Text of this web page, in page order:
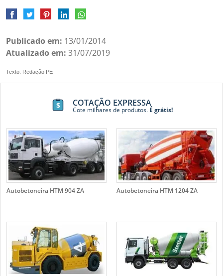
Publicado em: 13/01/2014
Atualizado em: 31/07/2019
Texto: Redação PE
COTAÇÃO EXPRESSA
Cote milhares de produtos.É grátis!
Autobetoneira HTM 904 ZA Autobetoneira HTM 1204 ZA